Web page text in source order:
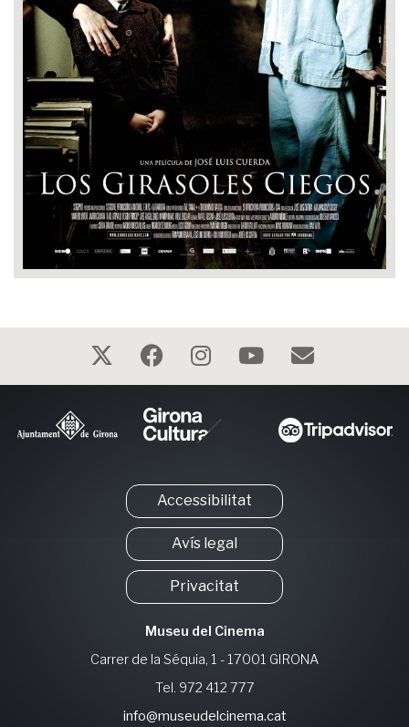
Accessibilitat
Avís legal
Privacitat
Museu del Cinema
Carrer de la Séquia, 1 - 17001 GIRONA
Tel. 972 412 777
info@museudelcinema.cat